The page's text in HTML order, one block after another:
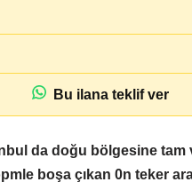
Bu ilana teklif ver
da doğu bölgesine tam
boşa çıkan 0n teker